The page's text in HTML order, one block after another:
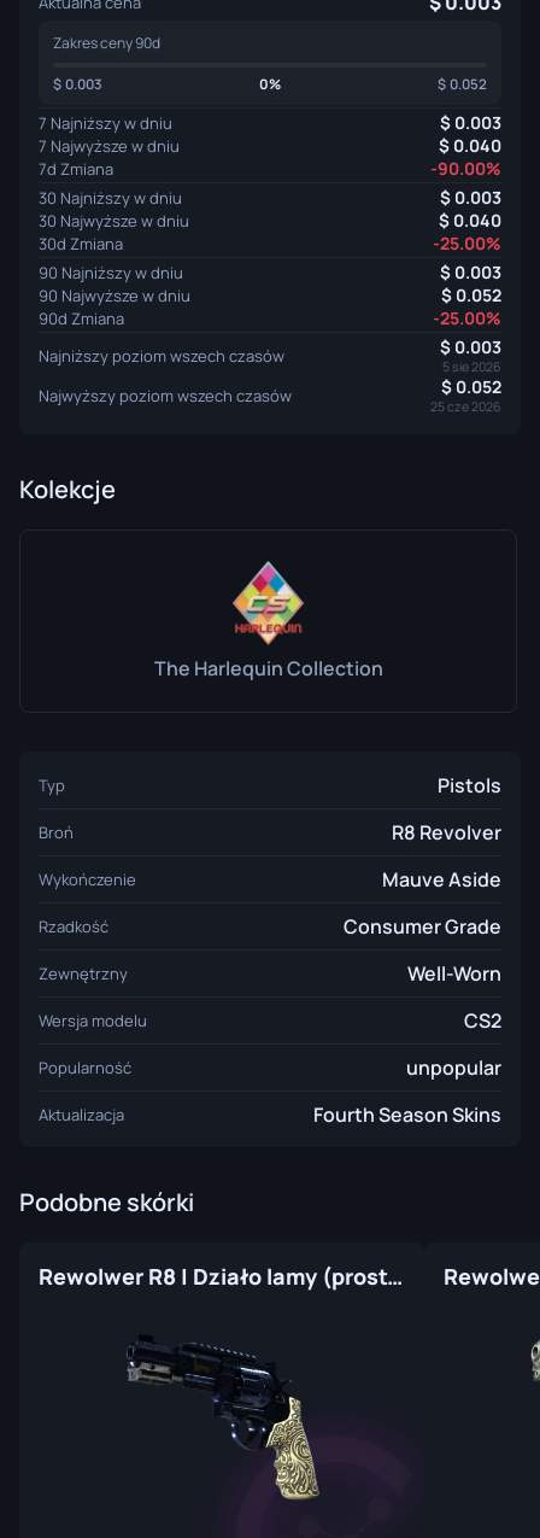
Zakres ceny 90d
0.003 0% 0.052
7 Najniższy w dniu 0.003
7 Najwyższe w dniu 0.040
7d Zmiana -90.00%
30 Najniższy w dniu 0.003
30 Najwyższe w dniu 0.040
30d Zmiana -25.00%
90 Najniższy w dniu 0.003
90 Najwyższe w dniu 0.052
90d Zmiana -25.00%
Najniższy poziom wszech czasów 0.003
5 sie 2026
Najwyższy poziom wszech czasów 0.052
25 cze 2026
Kolekcje
The Harlequin Collection
Typ Pistols
Broń R8 Revolver
Wykończenie Mauve Aside
Rzadkość Consumer Grade
Zewnętrzny Well-Worn
Wersja modelu CS2
Popularność unpopular
Aktualizacja Fourth Season Skins
Podobne skórki
Rewolwer R8 | Działo lamy (prosto z fabryki)